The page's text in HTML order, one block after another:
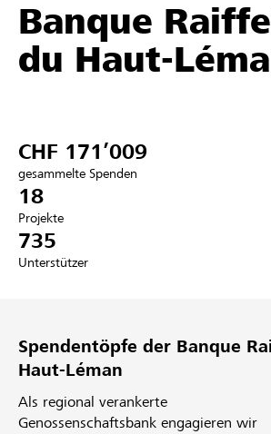
Hilfe & Support
Partner /
Anmelden
Registrieren
Banque
du Haut-
CHF 171’009
gesammelte Spenden
18
Projekte
735
Unterstützer
Spendentöpfe der Banque
Haut-Léman
Als regional verankerte
Genossenschaftsbank engagieren wir